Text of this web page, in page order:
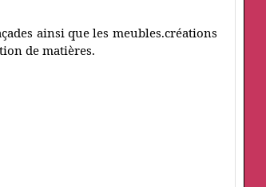
ainsi que les meubles.créations
de matières.